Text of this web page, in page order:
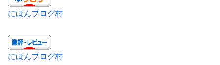
にほんブログ村
にほんブログ村